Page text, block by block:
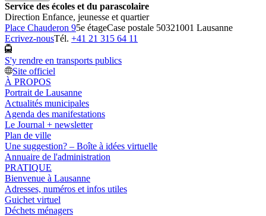
Service des écoles et du parascolaire
Direction Enfance, jeunesse et quartier
Place Chauderon 95e étageCase postale 50321001 Lausanne
Ecrivez-nousTél. +41 21 315 64 11
S'y rendre en transports publics
Site officiel
À PROPOS
Portrait de Lausanne
Actualités municipales
Agenda des manifestations
Le Journal + newsletter
Plan de ville
Une suggestion? – Boîte à idées virtuelle
Annuaire de l'administration
PRATIQUE
Bienvenue à Lausanne
Adresses, numéros et infos utiles
Guichet virtuel
Déchets ménagers